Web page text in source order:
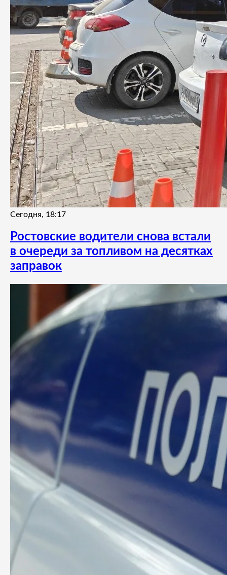
Сегодня, 18:17
Ростовские водители снова встали
в очереди за топливом на десятках
заправок